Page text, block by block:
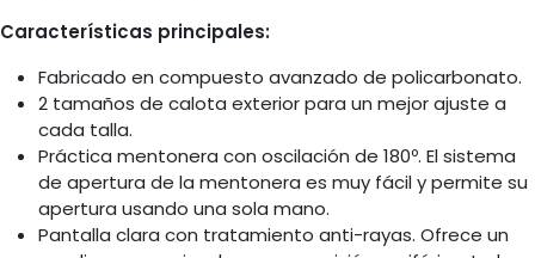
Características principales:
Fabricado en compuesto avanzado de policarbonato.
2 tamaños de calota exterior para un mejor ajuste a
cada talla.
Práctica mentonera con oscilación de 180º. El sistema
de apertura de la mentonera es muy fácil y permite su
apertura usando una sola mano.
Pantalla clara con tratamiento anti-rayas. Ofrece un